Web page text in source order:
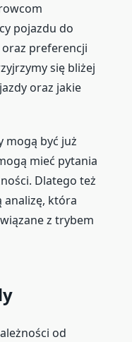
pojazdu do
preferencji
się bliżej
oraz jakie
mogą być już
mieć pytania
Dlatego też
która
z trybem
od